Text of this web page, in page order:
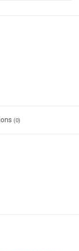
(0)
impressions
profil de serrage